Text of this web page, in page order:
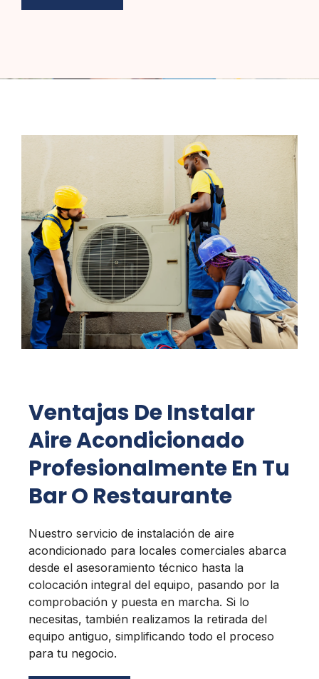
Ventajas De Instalar
Aire Acondicionado
Profesionalmente En Tu
Bar O Restaurante
Nuestro servicio de instalación de aire
acondicionado para locales comerciales abarca
desde el asesoramiento técnico hasta la
colocación integral del equipo, pasando por la
comprobación y puesta en marcha. Si lo
necesitas, también realizamos la retirada del
equipo antiguo, simplificando todo el proceso
para tu negocio.